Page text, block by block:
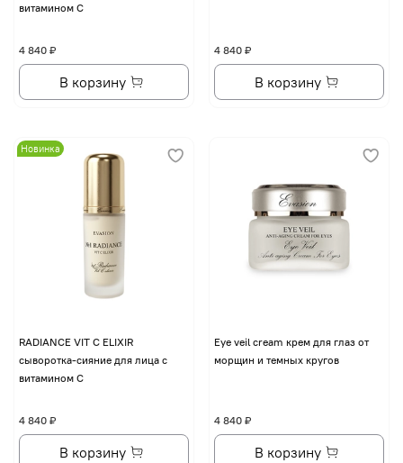
витамином С
4 840 ₽
В корзину
4 840 ₽
В корзину
Новинка
RADIANCE VIT C ELIXIR
сыворотка-сияние для лица с
витамином С
4 840 ₽
В корзину
Eye veil cream крем для глаз от
морщин и темных кругов
4 840 ₽
В корзину